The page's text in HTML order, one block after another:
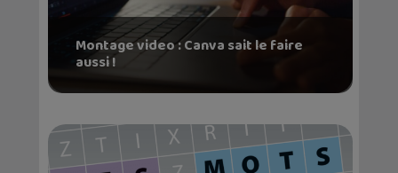
Montage video : Canva sait le faire
aussi !